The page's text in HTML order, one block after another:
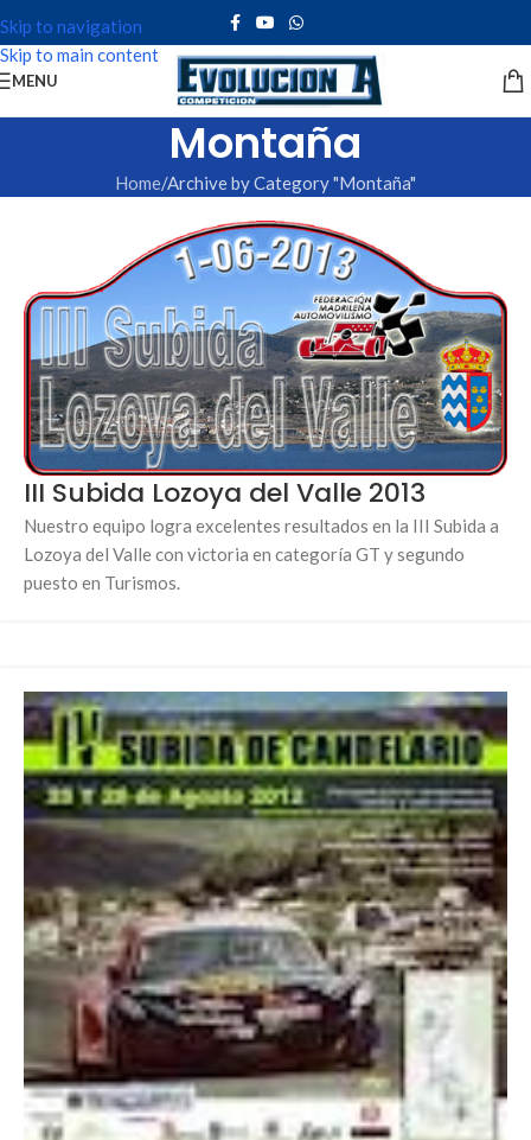
Skip to navigation
Skip to main content
MENU
Montaña
Home Archive by Category "Montaña"
III Subida Lozoya del Valle 2013
Nuestro equipo logra excelentes resultados en la III Subida a
Lozoya del Valle con victoria en categoría GT y segundo
puesto en Turismos.